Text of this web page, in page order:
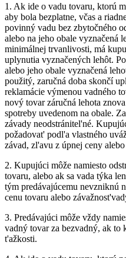
1. Ak ide o vadu tovaru, ktorú
aby bola bezplatne, včas a
povinný vadu bez zbytočného
alebo na jeho obale vyznačená
minimálnej trvanlivosti, má
uplynutia vyznačených lehôt.
alebo jeho obale vyznačená
použitý, zaručná doba skončí
reklamácie výmenou vadného
nový tovar záručná lehota
spotreby uvedenom na obale.
závady neodstránitel'né.
požadovat' podl'a vlastného
závad, zl'avu z úpnej ceny
2. Kupujúci môže namiesto
tovaru, alebo ak sa vada týka
tým predávajúcemu nevzniknú
cenu tovaru alebo
3. Predávajúci môže vždy
vadný tovar za bezvadný, ak to
t'ažkosti.